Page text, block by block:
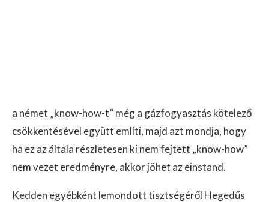
a német „know-how-t” még a gázfogyasztás kötelező
csökkentésével együtt említi, majd azt mondja, hogy
ha ez az általa részletesen ki nem fejtett „know-how”
nem vezet eredményre, akkor jöhet az einstand.
Kedden egyébként lemondott tisztségéről Hegedűs